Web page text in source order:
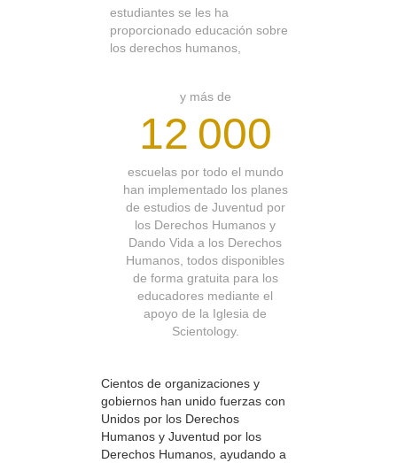
estudiantes se les ha
proporcionado educación sobre
los derechos humanos,
y más de
12 000
escuelas por todo el mundo
han implementado los planes
de estudios de Juventud por
los Derechos Humanos y
Dando Vida a los Derechos
Humanos, todos disponibles
de forma gratuita para los
educadores mediante el
apoyo de la Iglesia de
Scientology.
Cientos de organizaciones y
gobiernos han unido fuerzas con
Unidos por los Derechos
Humanos y Juventud por los
Derechos Humanos, ayudando a